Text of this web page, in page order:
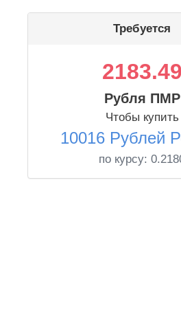
Требуется
2183.49
Рубля ПМР
Чтобы купить
10016 Рублей
по курсу: